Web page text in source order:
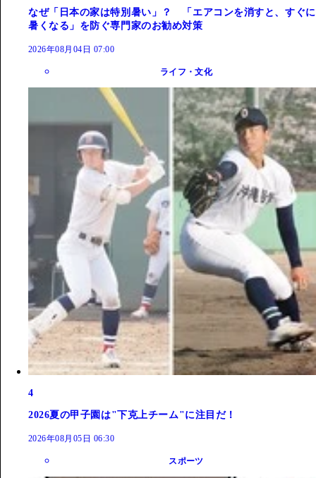
なぜ「日本の家は特別暑い」？ 「エアコンを消すと、すぐに
暑くなる」を防ぐ専門家のお勧め対策
2026年08月04日 07:00
ライフ・文化
4
2026夏の甲子園は"下克上チーム"に注目だ！
2026年08月05日 06:30
スポーツ